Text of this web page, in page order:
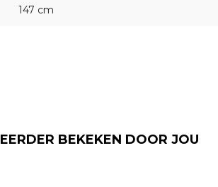
147 cm
EERDER BEKEKEN DOOR JOU